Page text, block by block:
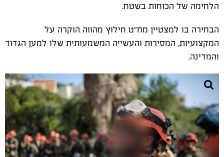
הלחימה של הכוחות בשטח.
הבחירה בו למצטיין מח״ט חילוץ מהווה הוקרה על
המקצועיות, המסירות והעשייה המשמעותית שלו למען הגדוד
והמדינה.